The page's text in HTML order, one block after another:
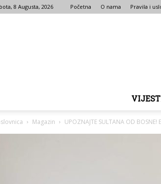
8 Augusta, 2026 Početna O nama Pravila i
Magazin UPOZNAJTE SULTANA OD